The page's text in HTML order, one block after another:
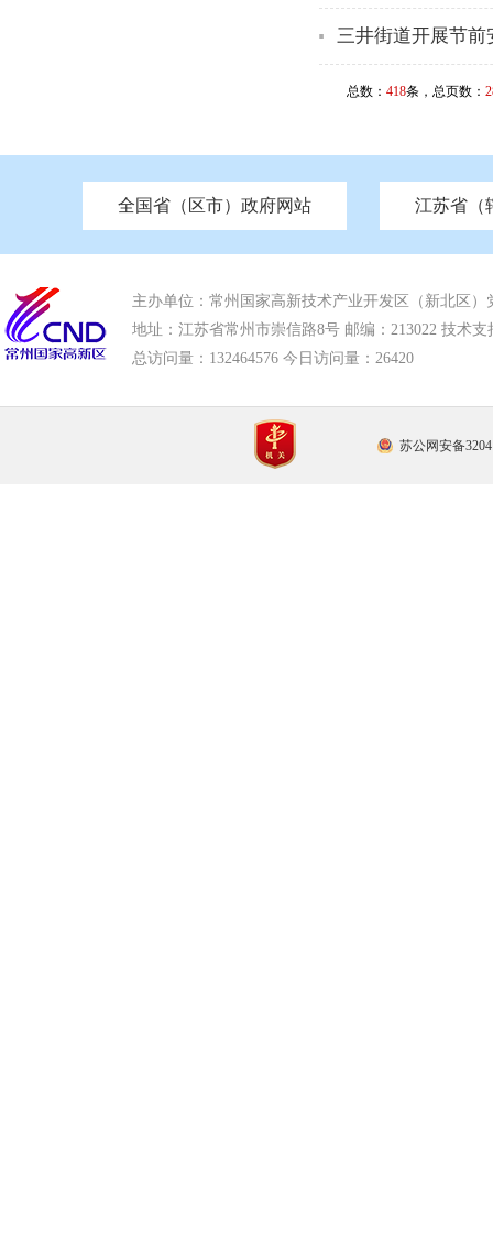
三井街道开展节
总数： 418条，总页数：
全国省（区市）政府网站
北京 天津 重庆 河南 河北 山西
江苏省（
中国江苏 南京市政府 苏州市政府 无锡
市发改委 市工信局 市教育局 市科技局 市
市应急管理局 市审计局 市外事办 市生态
主办单位：常州国家高新技术产业开发区（新北区）
地址：江苏省常州市崇信路8号 邮编：213022 技术支
总访问量： 132464576 今日访问量： 26420
苏公网安备